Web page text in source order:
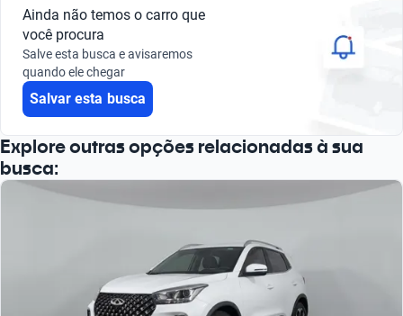
Busque por modelo
Busque por versão
Ainda não temos o carro que
você procura
Salve esta busca e avisaremos
quando ele chegar
Salvar esta busca
Explore outras opções relacionadas à sua
busca: